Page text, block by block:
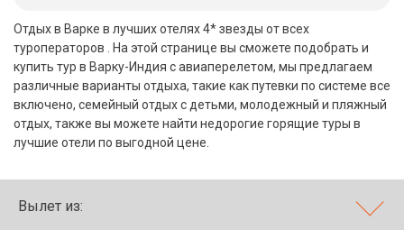
Отдых в Варке в лучших отелях 4* звезды от всех
туроператоров . На этой странице вы сможете подобрать и
купить тур в Варку-Индия с авиаперелетом, мы предлагаем
различные варианты отдыха, такие как путевки по системе все
включено, семейный отдых с детьми, молодежный и пляжный
отдых, также вы можете найти недорогие горящие туры в
лучшие отели по выгодной цене.
Вылет из:
Занзибар
Абхазия
Большой Сочи
Кав Мин Воды
Экскурсионные туры